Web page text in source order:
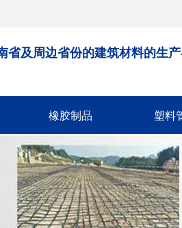
省及周边省份的建筑材料的生
橡胶制品 塑料